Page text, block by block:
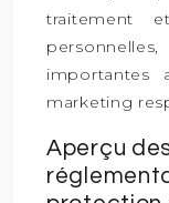
traitement
importantes
marketing
Aperçu